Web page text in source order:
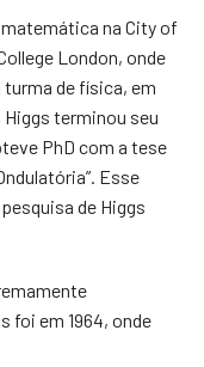
na City of
London, onde
turma de física, em
Higgs terminou seu
PhD com a tese
Esse
de Higgs
foi em 1964, onde